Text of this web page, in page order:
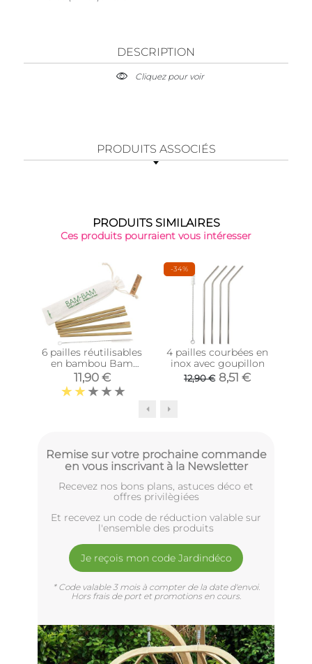
DESCRIPTION
Cliquez pour voir
PRODUITS ASSOCIÉS
PRODUITS SIMILAIRES
Ces produits pourraient vous intéresser
6 pailles réutilisables
en bambou Bam
Bam
11,90 €
-34%
4 pailles courbées en
inox avec goupillon
12,90 € 8,51 €
Remise sur votre prochaine commande
en vous inscrivant à la Newsletter
Recevez nos bons plans, astuces déco et
offres privilègiées
Et recevez un code de réduction valable sur
l'ensemble des produits
Je reçois mon code Jardindéco
* Code valable 3 mois à compter de la date d'envoi.
Hors frais de port et promotions en cours.